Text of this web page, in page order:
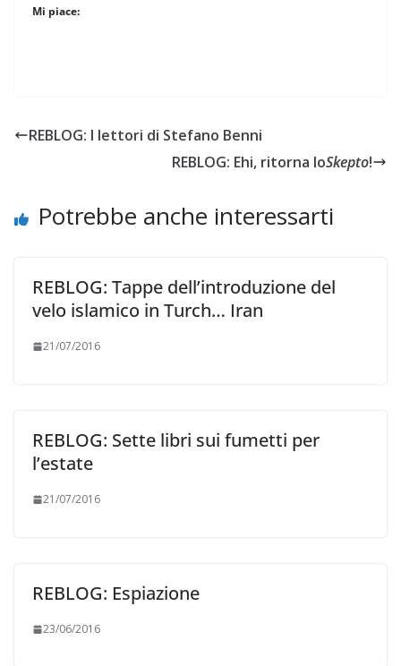
Mi piace:
REBLOG: I lettori di Stefano Benni
REBLOG: Ehi, ritorna loSkepto!
Potrebbe anche interessarti
REBLOG: Tappe dell’introduzione del
velo islamico in Turch… Iran
21/07/2016
REBLOG: Sette libri sui fumetti per
l’estate
21/07/2016
REBLOG: Espiazione
23/06/2016